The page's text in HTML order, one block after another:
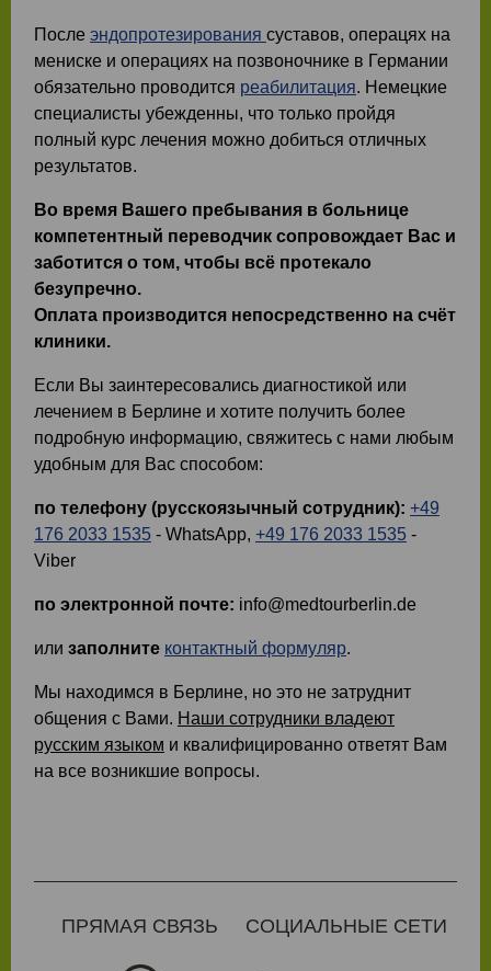
После эндопротезирования суставов, операцях на
мениске и операциях на позвоночнике в Германии
обязательно проводится реабилитация. Немецкие
специалисты убежденны, что только пройдя
полный курс лечения можно добиться отличных
результатов.
Во время Вашего пребывания в больнице
компетентный переводчик сопровождает Вас и
заботится о том, чтобы всё протекало
безупречно.
Оплата производится непосредственно на счёт
клиники.
Если Вы заинтересовались диагностикой или
лечением в Берлине и хотите получить более
подробную информацию, свяжитесь с нами любым
удобным для Вас способом:
по телефону (русскоязычный сотрудник): +49
176 2033 1535 - WhatsApp, +49 176 2033 1535 -
Viber
по электронной почте: info@medtourberlin.de
или заполните контактный формуляр.
Мы находимся в Берлине, но это не затруднит
общения с Вами. Наши сотрудники владеют
русским языком и квалифицированно ответят Вам
на все возникшие вопросы.
ПРЯМАЯ СВЯЗЬ СОЦИАЛЬНЫЕ СЕТИ